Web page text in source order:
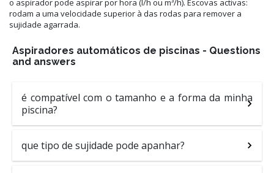
rodam a uma velocidade superior à das rodas para remover a
sujidade agarrada.
Aspiradores automáticos de piscinas - Questions
and answers
é compatível com o tamanho e a forma da minha
piscina?
que tipo de sujidade pode apanhar?